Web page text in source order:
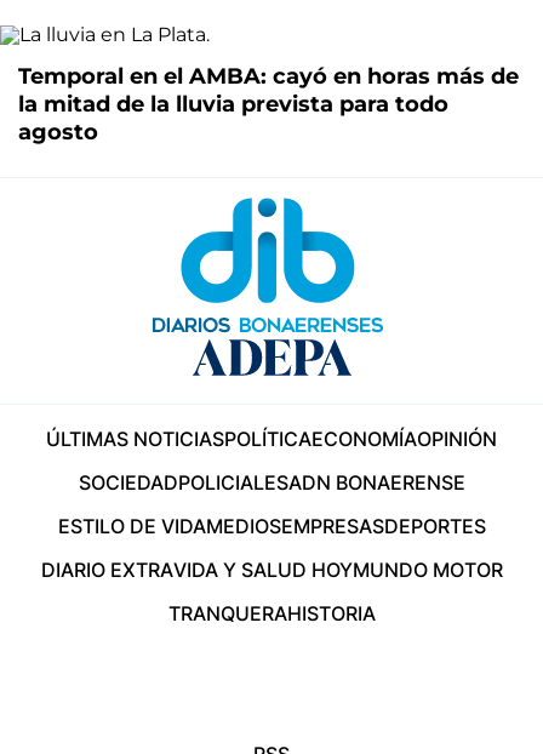
Temporal en el AMBA: cayó en horas más de
la mitad de la lluvia prevista para todo
agosto
ÚLTIMAS NOTICIASPOLÍTICAECONOMÍAOPINIÓN
SOCIEDADPOLICIALESADN BONAERENSE
ESTILO DE VIDAMEDIOSEMPRESASDEPORTES
DIARIO EXTRAVIDA Y SALUD HOYMUNDO MOTOR
TRANQUERAHISTORIA